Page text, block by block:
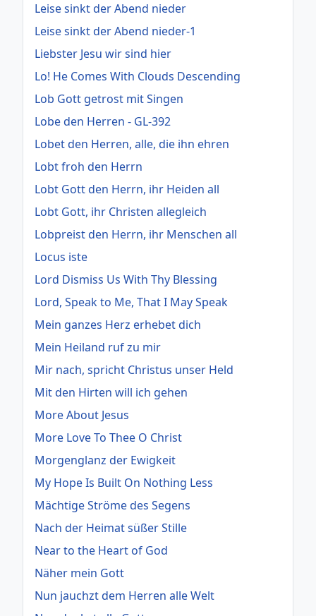
Leise sinkt der Abend nieder
Leise sinkt der Abend nieder-1
Liebster Jesu wir sind hier
Lo! He Comes With Clouds Descending
Lob Gott getrost mit Singen
Lobe den Herren - GL-392
Lobet den Herren, alle, die ihn ehren
Lobt froh den Herrn
Lobt Gott den Herrn, ihr Heiden all
Lobt Gott, ihr Christen allegleich
Lobpreist den Herrn, ihr Menschen all
Locus iste
Lord Dismiss Us With Thy Blessing
Lord, Speak to Me, That I May Speak
Mein ganzes Herz erhebet dich
Mein Heiland ruf zu mir
Mir nach, spricht Christus unser Held
Mit den Hirten will ich gehen
More About Jesus
More Love To Thee O Christ
Morgenglanz der Ewigkeit
My Hope Is Built On Nothing Less
Mächtige Ströme des Segens
Nach der Heimat süßer Stille
Near to the Heart of God
Näher mein Gott
Nun jauchzt dem Herren alle Welt